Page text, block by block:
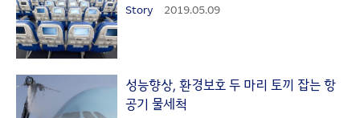
Story 2019.05.09
성능향상, 환경보호 두 마리 토끼 잡는 항
공기 물세척